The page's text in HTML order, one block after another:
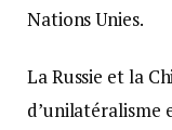
Nations Unies.
La Russie et la
d’unilatéralisme